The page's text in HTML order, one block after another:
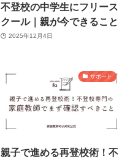
不登校の中学生にフリース
クール｜親が今できること
2025年12月4日
サポート
親子で進める再登校術！不